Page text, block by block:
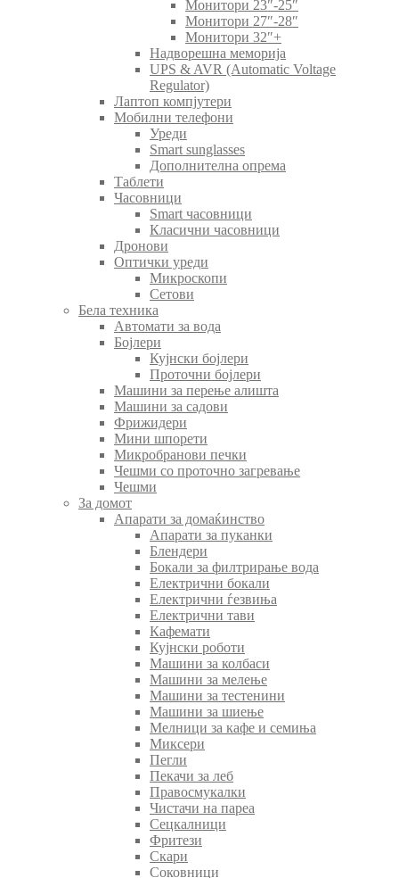
Монитори 23″-25″
Монитори 27″-28″
Монитори 32″+
Надворешна меморија
UPS & AVR (Automatic Voltage
Regulator)
Лаптоп компјутери
Мобилни телефони
Уреди
Smart sunglasses
Дополнителна опрема
Таблети
Часовници
Smart часовници
Класични часовници
Дронови
Оптички уреди
Микроскопи
Сетови
Бела техника
Автомати за вода
Бојлери
Кујнски бојлери
Проточни бојлери
Машини за перење алишта
Машини за садови
Фрижидери
Мини шпорети
Микробранови печки
Чешми со проточно загревање
Чешми
За домот
Апарати за домаќинство
Апарати за пуканки
Блендери
Бокали за филтрирање вода
Електрични бокали
Електрични ѓезвиња
Електрични тави
Кафемати
Кујнски роботи
Машини за колбаси
Машини за мелење
Машини за тестенини
Машини за шиење
Мелници за кафе и семиња
Миксери
Пегли
Пекачи за леб
Правосмукалки
Чистачи на пареа
Сецкалници
Фритези
Скари
Соковници